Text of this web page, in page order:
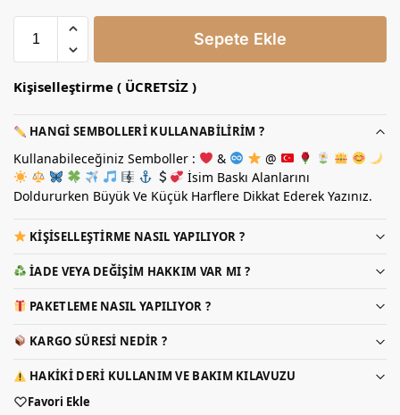
Sepete Ekle
Kişiselleştirme ( ÜCRETSİZ )
HANGI SEMBOLLERI KULLANABILIRIM ?
Kullanabileceğiniz Semboller : &
@
İsim Baskı Alanlarını
Doldururken Büyük Ve Küçük Harflere Dikkat Ederek Yazınız.
KIŞISELLEŞTIRME NASIL YAPILIYOR ?
İADE VEYA DEĞIŞIM HAKKIM VAR MI ?
PAKETLEME NASIL YAPILIYOR ?
KARGO SÜRESI NEDIR ?
HAKIKI DERI KULLANIM VE BAKIM KILAVUZU
Favori Ekle